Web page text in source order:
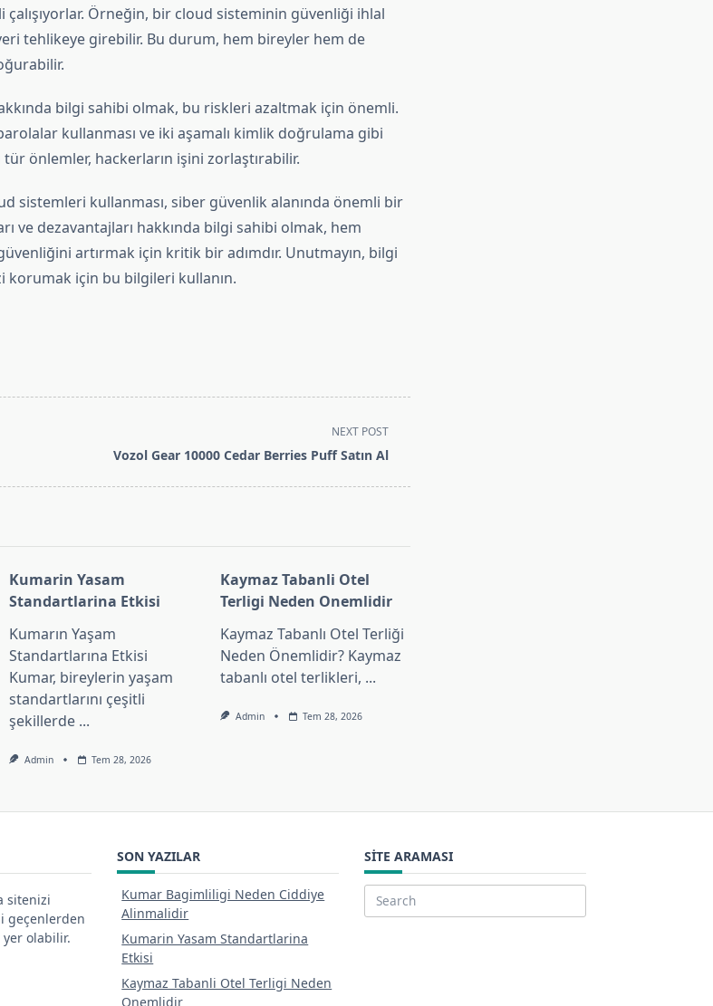
çalışıyorlar. Örneğin, bir cloud sisteminin güvenliği ihlal
tehlikeye girebilir. Bu durum, hem bireyler hem de
bilgi sahibi olmak, bu riskleri azaltmak için önemli.
kullanması ve iki aşamalı kimlik doğrulama gibi
önlemler, hackerların işini zorlaştırabilir.
sistemleri kullanması, siber güvenlik alanında önemli bir
ve dezavantajları hakkında bilgi sahibi olmak, hem
artırmak için kritik bir adımdır. Unutmayın, bilgi
korumak için bu bilgileri kullanın.
NEXT POST
Vozol Gear 10000 Cedar Berries Puff Satın Al
Kumarin Yasam
Standartlarina Etkisi
Kumarın Yaşam
Standartlarına Etkisi
Kumar, bireylerin yaşam
standartlarını çeşitli
şekillerde ...
Admin Tem 28, 2026
Kaymaz Tabanli Otel
Terligi Neden Onemlidir
Kaymaz Tabanlı Otel Terliği
Neden Önemlidir? Kaymaz
tabanlı otel terlikleri, ...
Admin Tem 28, 2026
sitenizi
geçenlerden
olabilir.
SON YAZILAR
Kumar Bagimliligi Neden Ciddiye
Alinmalidir
Kumarin Yasam Standartlarina
Etkisi
Kaymaz Tabanli Otel Terligi Neden
Onemlidir
SITE ARAMASI
Search